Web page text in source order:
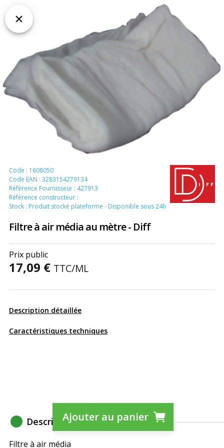
Code : 1608050
Code EAN : 3283154279134
Référence Fournisseur : 427913
Référence constructeur :
Stock : Produit stocké plateforme - Disponible sous 24h
Filtre à air média au mètre - Diff
Prix public
17,09 € TTC/ML
Description détaillée
Caractéristiques techniques
Description détaillée
Filtre à air média
Ajouter au panier